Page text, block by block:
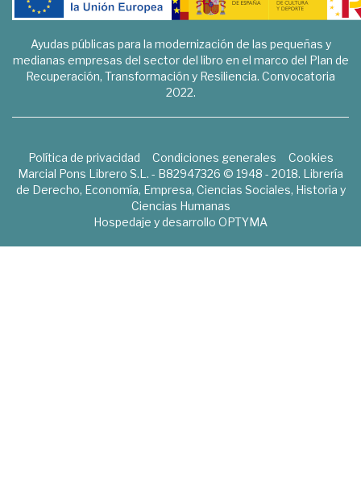
Ayudas públicas para la modernización de las pequeñas y
medianas empresas del sector del libro en el marco del Plan de
Recuperación, Transformación y Resiliencia. Convocatoria
2022.
Política de privacidad Condiciones generales
Cookies
Marcial Pons Librero S.L. - B82947326 © 1948 - 2018. Librería
de Derecho, Economía, Empresa, Ciencias Sociales, Historia y
Ciencias Humanas
Hospedaje y desarrollo OPTYMA